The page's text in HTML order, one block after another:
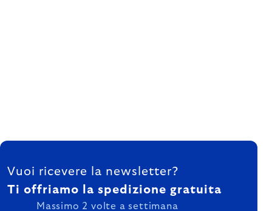
FOOTER
Vuoi ricevere la newsletter?
Ti offriamo la spedizione gratuita
Massimo 2 volte a settimana